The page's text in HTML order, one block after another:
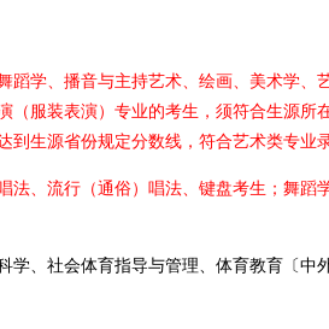
学、播音与主持艺术、绘画、美术学、
服装表演）专业的考生，须符合生源所
生源省份规定分数线，符合艺术类专业录
、流行（通俗）唱法、键盘考生；舞蹈
、社会体育指导与管理、体育教育〔中